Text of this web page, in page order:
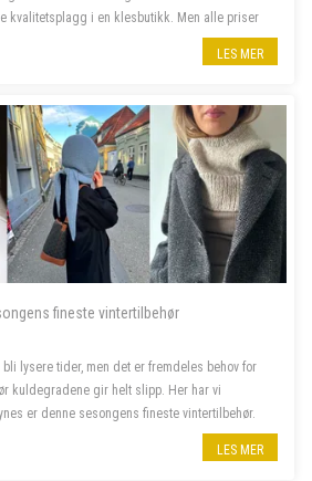
kvalitetsplagg i en klesbutikk. Men alle priser
LES MER
fineste vintertilbehør
bli lysere tider, men det er fremdeles behov for
kuldegradene gir helt slipp. Her har vi
er denne sesongens fineste vintertilbehør.
LES MER